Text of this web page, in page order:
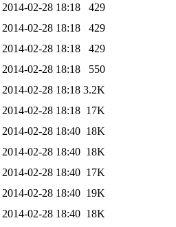
2014-02-28 18:18
429
2014-02-28 18:18
429
2014-02-28 18:18
429
2014-02-28 18:18
550
2014-02-28 18:18 3.2K
2014-02-28 18:18 17K
2014-02-28 18:40 18K
2014-02-28 18:40 18K
2014-02-28 18:40 17K
2014-02-28 18:40 19K
2014-02-28 18:40 18K